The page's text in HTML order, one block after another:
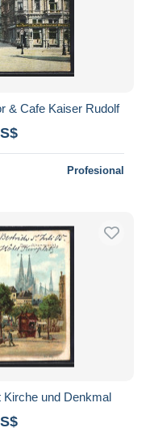
& Cafe Kaiser Rudolf
Profesional
Kirche und Denkmal